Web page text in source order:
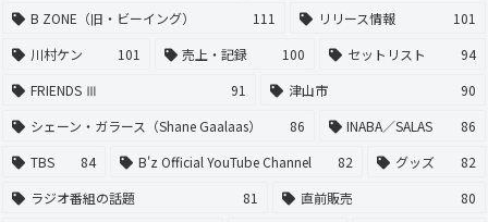
B ZONE（旧・ビーイング）
111 リリース情報
101
川村ケン
101 売上・記録 100 セットリスト
94
FRIENDS Ⅲ
91 津山市
90
シェーン・ガラース（Shane Gaalaas）
86 INABA／SALAS
86
TBS
84 B'z Official YouTube Channel 82 グッズ
82
ラジオ番組の話題
81 直前販売
80